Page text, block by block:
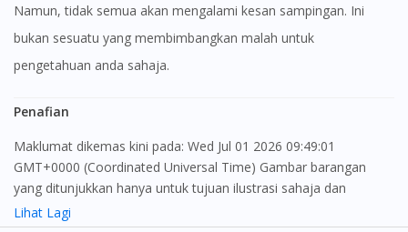
Namun, tidak semua akan mengalami kesan sampingan. Ini
bukan sesuatu yang membimbangkan malah untuk
pengetahuan anda sahaja.
Penafian
Maklumat dikemas kini pada: Wed Jul 01 2026 09:49:01
GMT+0000 (Coordinated Universal Time) Gambar barangan
yang ditunjukkan hanya untuk tujuan ilustrasi sahaja dan
mungkin tidak seperti produk yang sebenar
Lihat Lagi